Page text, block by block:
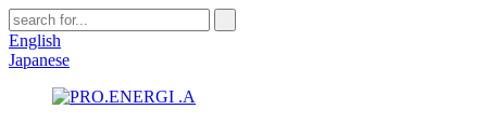
English
Japanese